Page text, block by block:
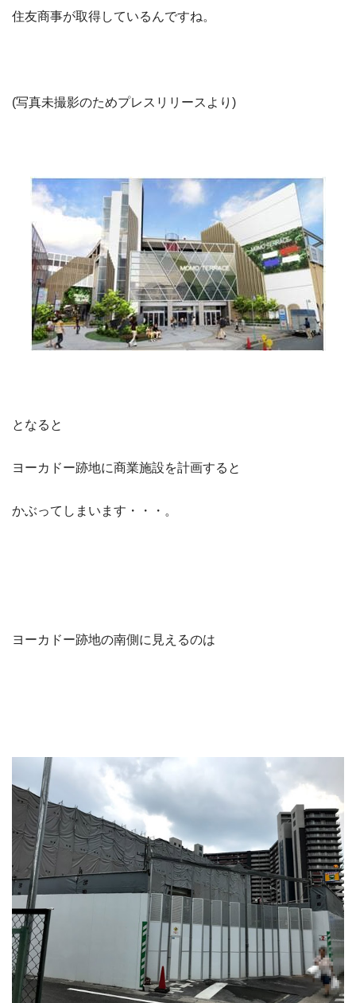
住友商事が取得しているんですね。
(写真未撮影のためプレスリリースより)
となると
ヨーカドー跡地に商業施設を計画すると
かぶってしまいます・・・。
ヨーカドー跡地の南側に見えるのは